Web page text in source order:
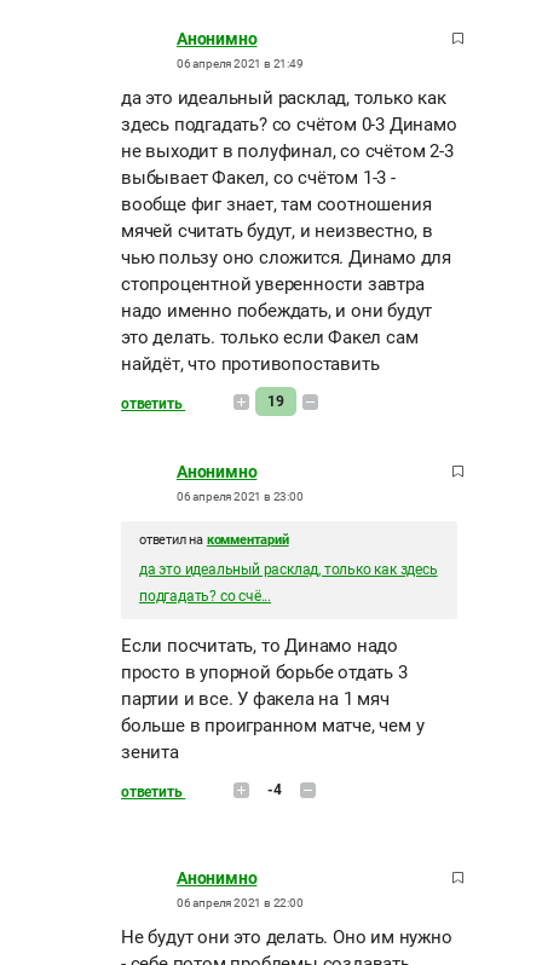
Анонимно
06 апреля 2021 в 21:49
да это идеальный расклад, только как
здесь подгадать? со счётом 0-3 Динамо
не выходит в полуфинал, со счётом 2-3
выбывает Факел, со счётом 1-3 -
вообще фиг знает, там соотношения
мячей считать будут, и неизвестно, в
чью пользу оно сложится. Динамо для
стопроцентной уверенности завтра
надо именно побеждать, и они будут
это делать. только если Факел сам
найдёт, что противопоставить
ответить 19
Анонимно
06 апреля 2021 в 23:00
ответил на комментарий
да это идеальный расклад, только как здесь
подгадать? со счё...
Если посчитать, то Динамо надо
просто в упорной борьбе отдать 3
партии и все. У факела на 1 мяч
больше в проигранном матче, чем у
зенита
ответить -4
Анонимно
06 апреля 2021 в 22:00
Не будут они это делать. Оно им нужно